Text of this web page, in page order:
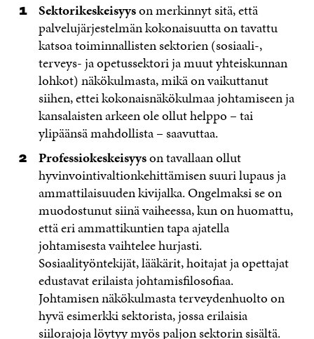
Sektorikeskeisyyson merkinnyt sitä, että
palvelujärjestelmän kokonaisuutta on tavattu
katsoa toiminnallisten sektorien (sosiaali-,
terveys- ja opetussektori ja muut yhteiskunnan
lohkot) näkökulmasta, mikä on vaikuttanut
siihen, ettei kokonaisnäkökulmaa johtamiseen ja
kansalaisten arkeen ole ollut helppo – tai
ylipäänsä mahdollista – saavuttaa.
Professiokeskeisyyson tavallaan ollut
hyvinvointivaltionkehittämisen suuri lupaus ja
ammattilaisuuden kivijalka. Ongelmaksi se on
muodostunut siinä vaiheessa, kun on huomattu,
että eri ammattikuntien tapa ajatella
johtamisesta vaihtelee hurjasti.
Sosiaalityöntekijät, lääkärit, hoitajat ja opettajat
edustavat erilaista johtamisfilosofiaa.
Johtamisen näkökulmasta terveydenhuolto on
hyvä esimerkki sektorista, jossa erilaisia
siilorajoja löytyy myös paljon sektorin sisältä.